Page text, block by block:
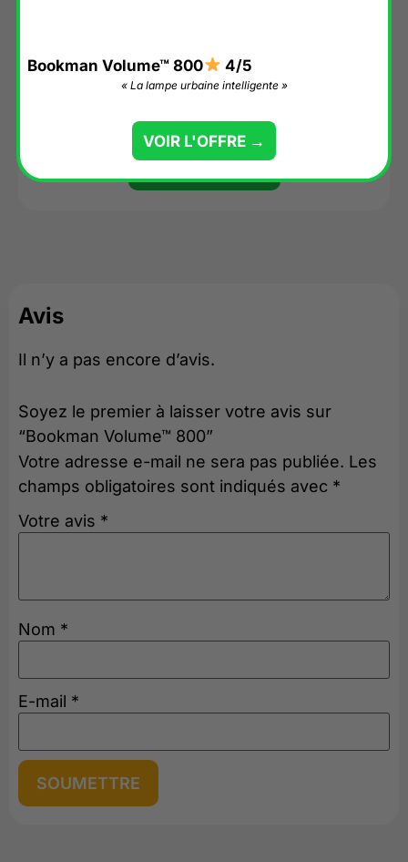
« Puissante et (presque) parfaite ! »
Avis
Il n’y a pas encore d’avis.
Soyez le premier à laisser votre avis sur
“Bookman Volume™ 800”
Votre adresse e-mail ne sera pas publiée. Les
champs obligatoires sont indiqués avec *
Votre avis *
Nom *
E-mail *
Bookman Volume™ 800 4/5
« La lampe urbaine intelligente »
VOIR L'OFFRE →